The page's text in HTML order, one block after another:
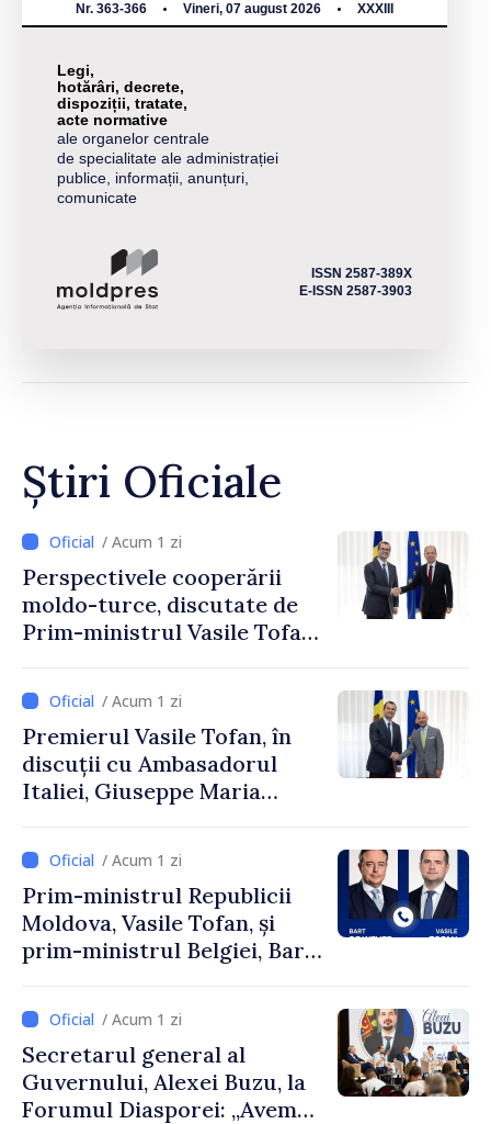
Nr. 363-366 Vineri, 07 august 2026 XXXIII
Legi,
hotărâri, decrete,
dispoziții, tratate,
acte normative
ale organelor centrale
de specialitate ale administrației
publice, informații, anunțuri,
comunicate
ISSN 2587-389X
E-ISSN 2587-3903
Știri Oficiale
/ Acum 1 zi
Perspectivele cooperării
moldo-turce, discutate de
Prim-ministrul Vasile Tofan
Uygar Mustafa Sertel
/ Acum 1 zi
Premierul Vasile Tofan, în
discuții cu Ambasadorul
Italiei, Giuseppe Maria
/ Acum 1 zi
Prim-ministrul Republicii
Moldova, Vasile Tofan, și
prim-ministrul Belgiei, Bart
despre parcursul european
al Republicii Moldova.
/ Acum 1 zi
Secretarul general al
Guvernului, Alexei Buzu, la
Forumul Diasporei: „Avem